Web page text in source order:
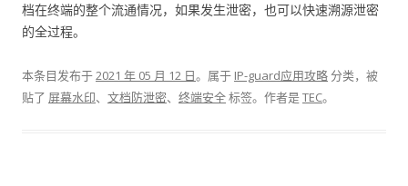
档在终端的整个流通情况，如果发生泄密，也可以快速溯源泄密
的全过程。
本条目发布于2021 年 05 月 12 日。属于 IP-guard应用攻略分类，被
贴了 屏幕水印、 文档防泄密、 终端安全标签。 作者是TEC。